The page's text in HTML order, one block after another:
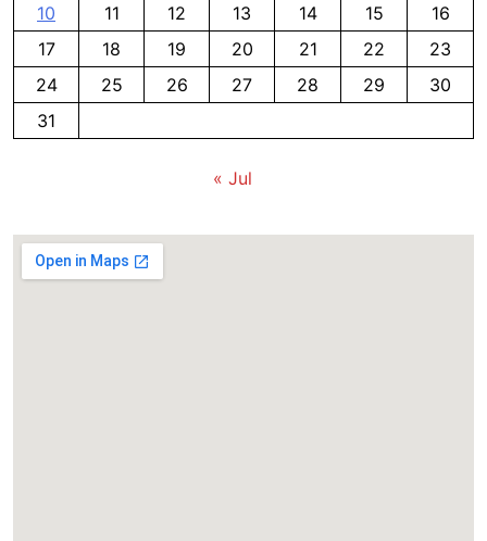
10
11 12 13 14 15
16
17
18 19 20 21 22
23
24
25 26 27 28 29
30
31
« Jul